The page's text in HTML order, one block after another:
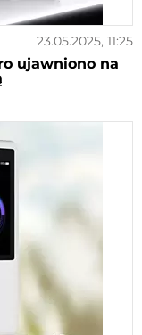
23.05.2025, 11:25
ujawniono na